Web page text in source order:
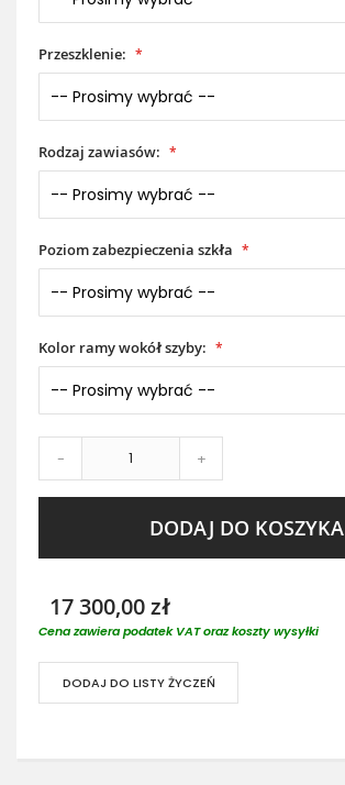
Przeszklenie:
Rodzaj zawiasów:
Poziom zabezpieczenia szkła
Kolor ramy wokół szyby:
- +
DODAJ DO KOSZYKA
17 300,00 zł
Cena zawiera podatek VAT oraz koszty wysyłki
DODAJ DO LISTY ŻYCZEŃ